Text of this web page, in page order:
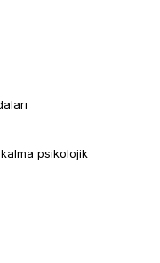
kalma psikolojik